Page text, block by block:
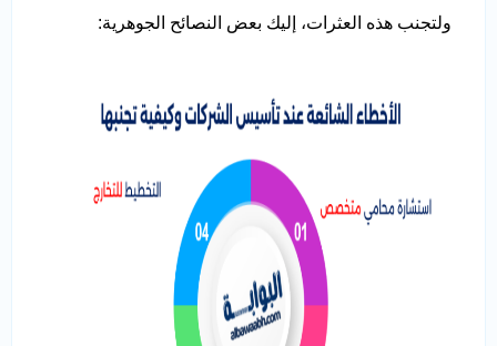
ولتجنب هذه العثرات، إليك بعض النصائح الجوهرية: